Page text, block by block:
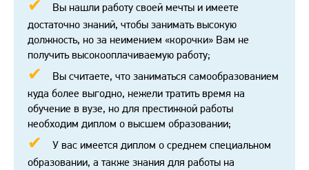
Вы нашли работу своей мечты и имеете
достаточно знаний, чтобы занимать высокую
должность, но за неимением «корочки» Вам не
получить высокооплачиваемую работу;
Вы считаете, что заниматься самообразованием
куда более выгодно, нежели тратить время на
обучение в вузе, но для престижной работы
необходим диплом о высшем образовании;
У вас имеется диплом о среднем специальном
образовании, а также знания для работы на